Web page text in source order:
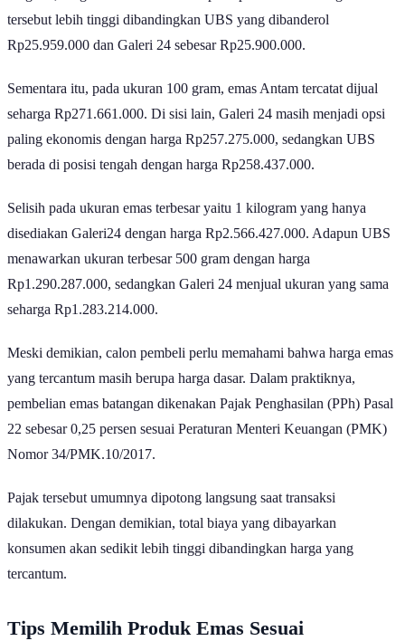
tersebut lebih tinggi dibandingkan UBS yang dibanderol
Rp25.959.000 dan Galeri 24 sebesar Rp25.900.000.
Sementara itu, pada ukuran 100 gram, emas Antam tercatat dijual
seharga Rp271.661.000. Di sisi lain, Galeri 24 masih menjadi opsi
paling ekonomis dengan harga Rp257.275.000, sedangkan UBS
berada di posisi tengah dengan harga Rp258.437.000.
Selisih pada ukuran emas terbesar yaitu 1 kilogram yang hanya
disediakan Galeri24 dengan harga Rp2.566.427.000. Adapun UBS
menawarkan ukuran terbesar 500 gram dengan harga
Rp1.290.287.000, sedangkan Galeri 24 menjual ukuran yang sama
seharga Rp1.283.214.000.
Meski demikian, calon pembeli perlu memahami bahwa harga emas
yang tercantum masih berupa harga dasar. Dalam praktiknya,
pembelian emas batangan dikenakan Pajak Penghasilan (PPh) Pasal
22 sebesar 0,25 persen sesuai Peraturan Menteri Keuangan (PMK)
Nomor 34/PMK.10/2017.
Pajak tersebut umumnya dipotong langsung saat transaksi
dilakukan. Dengan demikian, total biaya yang dibayarkan
konsumen akan sedikit lebih tinggi dibandingkan harga yang
tercantum.
Tips Memilih Produk Emas Sesuai